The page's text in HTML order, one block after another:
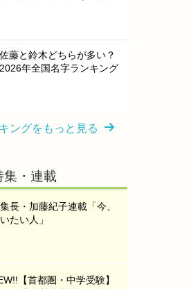
佐藤と鈴木どちらが多い？
2026年全国名字ランキング
ングをもっと見る
集・連載
長・加藤紀子連載「今、
たい人」
【首都圏・中学受験】